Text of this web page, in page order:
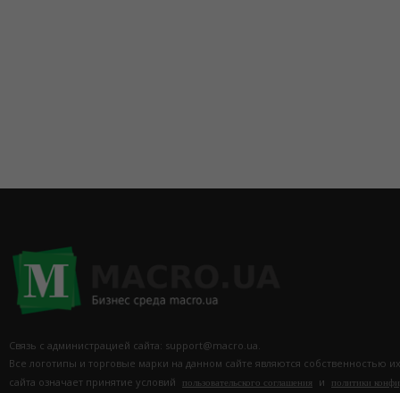
Связь с администрацией сайта: support@macro.ua.
Все логотипы и торговые марки на данном сайте являются собственностью
сайта означает принятие условий
пользовательского соглашения и политики